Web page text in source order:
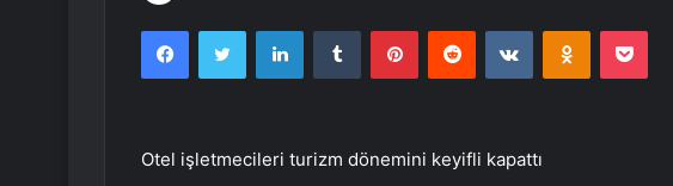
FacebookTwitter LinkedInTumblr PinterestReddit VKontakte
Otel işletmecileri turizm dönemini keyifli kapattı